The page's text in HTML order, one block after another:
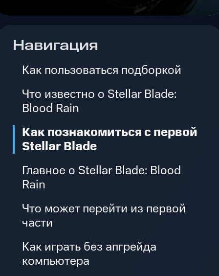
Навигация
Как пользоваться подборкой
Что известно о Stellar Blade:
Blood Rain
Как познакомиться с первой
Stellar Blade
Главное о Stellar Blade: Blood
Rain
Что может перейти из первой
части
Как играть без апгрейда
компьютера